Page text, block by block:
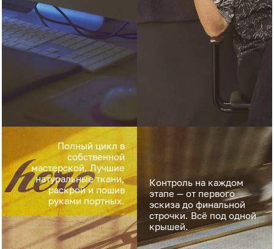
Полный цикл в
собственной
мастерской. Лучшие
натуральные ткани,
раскрой и пошив
руками портных.
Контроль на каждом
этапе — от первого
эскиза до финальной
строчки. Всё под одной
крышей.